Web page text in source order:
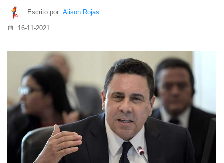
Escrito por: Alison Rojas
16-11-2021